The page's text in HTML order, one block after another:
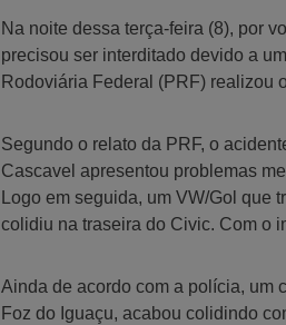
Na noite dessa terça-feira (8), por
precisou ser interditado devido a
Rodoviária Federal (PRF) realizou
Segundo o relato da PRF, o
Cascavel apresentou problemas
Logo em seguida, um VW/Gol que
colidiu na traseira do Civic. Com o
Ainda de acordo com a polícia, um
Foz do Iguaçu, acabou colidindo